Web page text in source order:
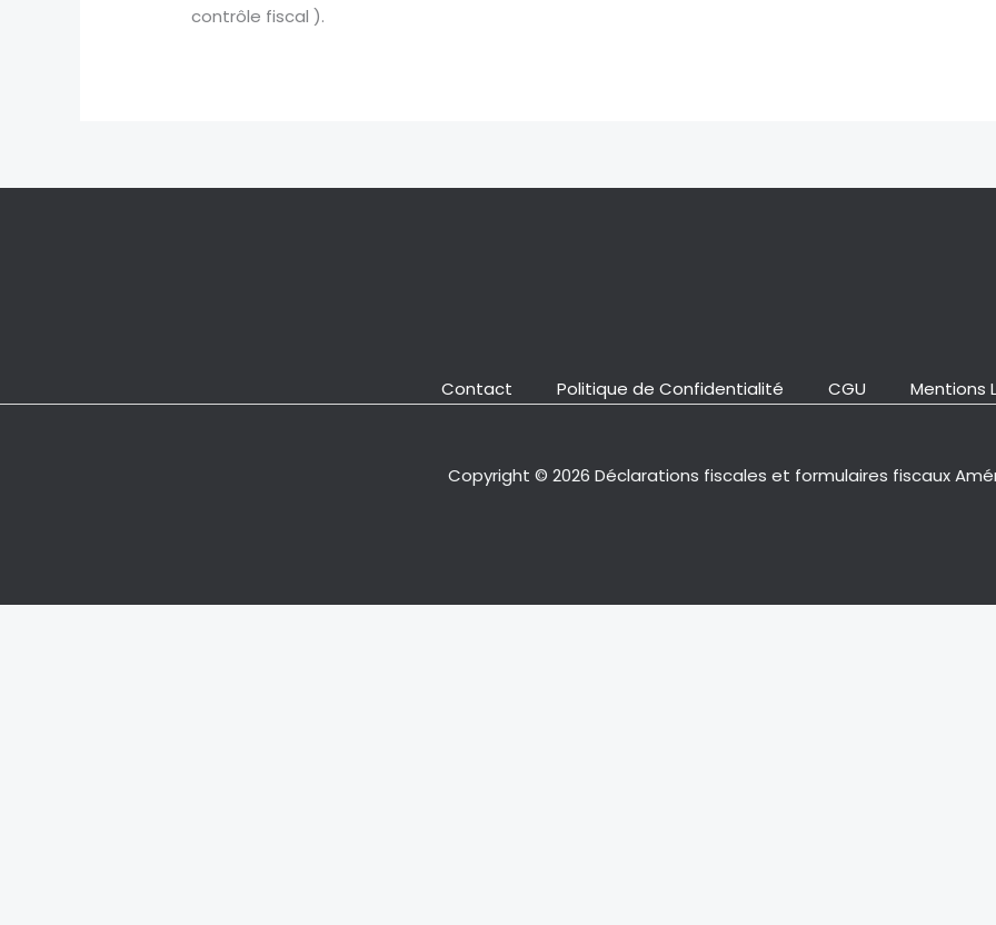
contrôle fiscal ).
Contact Politique de Confidentialité CGU Mentions
Copyright © 2026 Déclarations fiscales et formulaires fiscaux